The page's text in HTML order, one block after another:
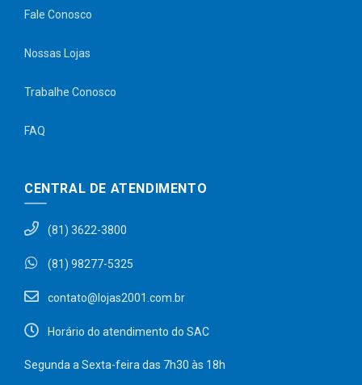
Fale Conosco
Nossas Lojas
Trabalhe Conosco
FAQ
CENTRAL DE ATENDIMENTO
(81) 3622-3800
(81) 98277-5325
contato@lojas2001.com.br
Horário do atendimento do SAC
Segunda a Sexta-feira das 7h30 às 18h